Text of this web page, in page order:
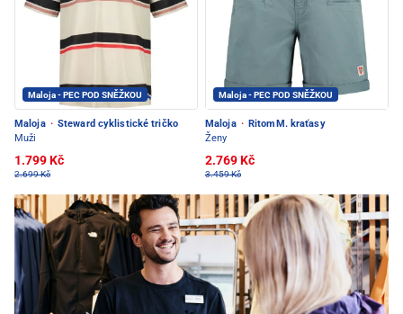
Maloja - PEC POD SNĚŽKOU
Maloja · Steward cyklistické tričko
Muži
1.799 Kč
2.699 Kč
Maloja - PEC POD SNĚŽKOU
Maloja · RitomM. kraťasy
Ženy
2.769 Kč
3.459 Kč